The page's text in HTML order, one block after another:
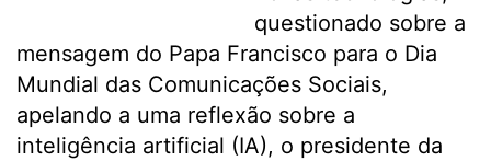
questionado sobre a
mensagem do Papa Francisco para o Dia
Mundial das Comunicações Sociais,
apelando a uma reflexão sobre a
inteligência artificial (IA), o presidente da